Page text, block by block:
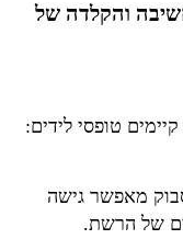
והקלדה של
טופסי לידים:
מאפשר גישה
של הרשת.